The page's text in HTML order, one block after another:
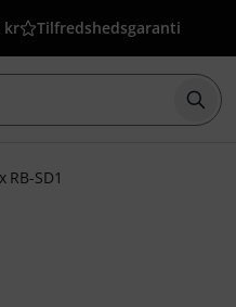
kr Tilfredshedsgaranti
RB-SD1